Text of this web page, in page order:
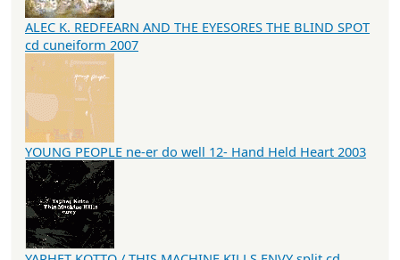
ALEC K. REDFEARN AND THE EYESORES THE BLIND SPOT
cd cuneiform 2007
YOUNG PEOPLE ne-er do well 12- Hand Held Heart 2003